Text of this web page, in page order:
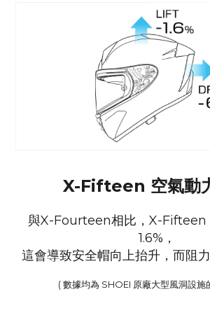
X-Fifteen 空氣動
與X-Fourteen相比，X-Fifteen
1.6%，
這會導致安全帽向上抬升，而阻力
( 數據均為 SHOEI 原廠大型風洞設施